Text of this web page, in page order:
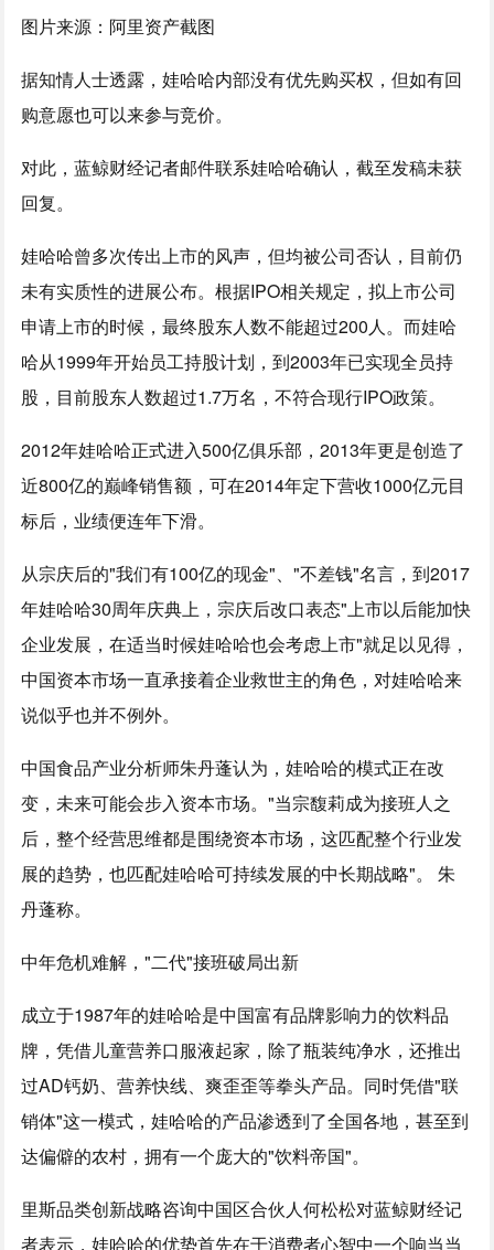
图片来源：阿里资产截图
据知情人士透露，娃哈哈内部没有优先购买权，但如有回
购意愿也可以来参与竞价。
对此，蓝鲸财经记者邮件联系娃哈哈确认，截至发稿未获
回复。
娃哈哈曾多次传出上市的风声，但均被公司否认，目前仍
未有实质性的进展公布。根据IPO相关规定，拟上市公司
申请上市的时候，最终股东人数不能超过200人。而娃哈
哈从1999年开始员工持股计划，到2003年已实现全员持
股，目前股东人数超过1.7万名，不符合现行IPO政策。
2012年娃哈哈正式进入500亿俱乐部，2013年更是创造了
近800亿的巅峰销售额，可在2014年定下营收1000亿元目
标后，业绩便连年下滑。
从宗庆后的"我们有100亿的现金"、"不差钱"名言，到2017
年娃哈哈30周年庆典上，宗庆后改口表态"上市以后能加快
企业发展，在适当时候娃哈哈也会考虑上市"就足以见得，
中国资本市场一直承接着企业救世主的角色，对娃哈哈来
说似乎也并不例外。
中国食品产业分析师朱丹蓬认为，娃哈哈的模式正在改
变，未来可能会步入资本市场。"当宗馥莉成为接班人之
后，整个经营思维都是围绕资本市场，这匹配整个行业发
展的趋势，也匹配娃哈哈可持续发展的中长期战略"。 朱
丹蓬称。
中年危机难解，"二代"接班破局出新
成立于1987年的娃哈哈是中国富有品牌影响力的饮料品
牌，凭借儿童营养口服液起家，除了瓶装纯净水，还推出
过AD钙奶、营养快线、爽歪歪等拳头产品。同时凭借"联
销体"这一模式，娃哈哈的产品渗透到了全国各地，甚至到
达偏僻的农村，拥有一个庞大的"饮料帝国"。
里斯品类创新战略咨询中国区合伙人何松松对蓝鲸财经记
者表示，娃哈哈的优势首先在于消费者心智中一个响当当